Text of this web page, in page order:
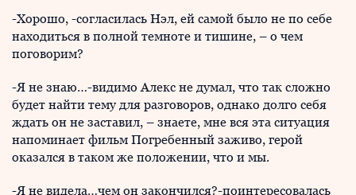
-Хорошо, -согласилась Нэл, ей самой было не по себе
находиться в полной темноте и тишине, – о чем
поговорим?
-Я не знаю…-видимо Алекс не думал, что так сложно
будет найти тему для разговоров, однако долго себя
ждать он не заставил, – знаете, мне вся эта ситуация
напоминает фильм Погребенный заживо, герой
оказался в таком же положении, что и мы.
-Я не видела…чем он закончился?-поинтересовалась